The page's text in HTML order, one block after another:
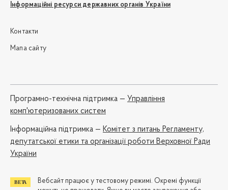
Інформаційні ресурси державних органів України
Контакти
Мапа сайту
Програмно-технічна підтримка — Управління
комп'ютеризованих систем
Iнформаційна підтримка — Комітет з питань Регламенту,
депутатської етики та організації роботи Верховної Ради
України
Вебсайт працює у тестовому режимі. Окремі функції